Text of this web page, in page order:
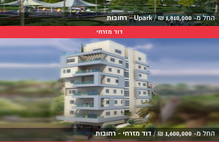
החל מ- 1,810,000
₪
/Upark - רחובות
דוד מזרחי
החל מ- 1,600,000
₪
/דוד מזרחי - רחובות